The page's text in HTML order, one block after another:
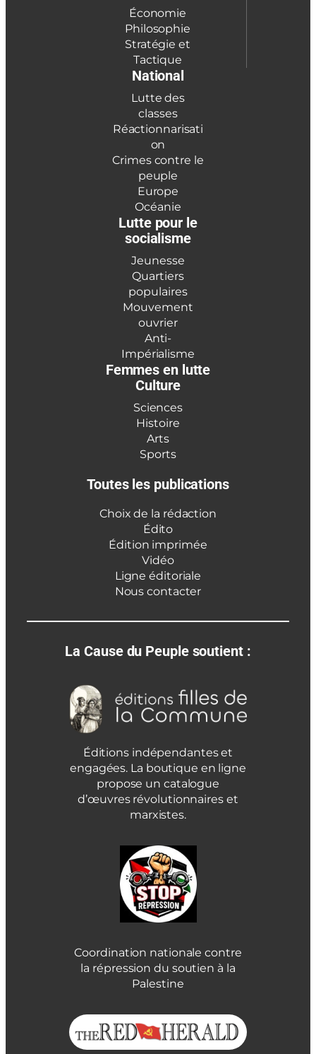
Économie
Philosophie
Stratégie et
Tactique
National
Lutte des
classes
Réactionnarisati
on
Crimes contre le
peuple
Europe
Océanie
Lutte pour le
socialisme
Jeunesse
Quartiers
populaires
Mouvement
ouvrier
Anti-
Impérialisme
Femmes en lutte
Culture
Sciences
Histoire
Arts
Sports
Toutes les publications
Choix de la rédaction
Édito
Édition imprimée
Vidéo
Ligne éditoriale
Nous contacter
La Cause du Peuple soutient :
Éditions indépendantes et
engagées. La boutique en ligne
propose un catalogue
d’œuvres révolutionnaires et
marxistes.
Coordination nationale contre
la répression du soutien à la
Palestine